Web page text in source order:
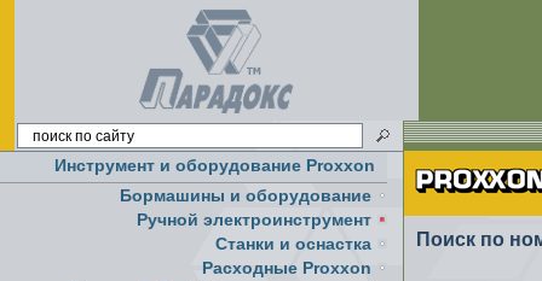
Инструмент и оборудование Proxxon
Бормашины и оборудование
Ручной электроинструмент
Cтанки и оснастка
Расходные Proxxon
Поиск по